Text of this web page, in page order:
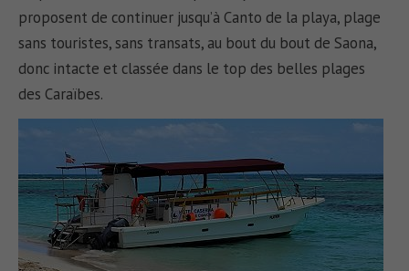
proposent de continuer jusqu’à Canto de la playa, plage
sans touristes, sans transats, au bout du bout de Saona,
donc intacte et classée dans le top des belles plages
des Caraïbes.